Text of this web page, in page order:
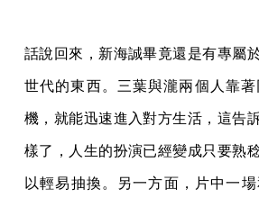
話說回來，新海誠畢竟還是有專屬
世代的東西。三葉與瀧兩個人靠
機，就能迅速進入對方生活，這告
樣了，人生的扮演已經變成只要熟
以輕易抽換。另一方面，片中一